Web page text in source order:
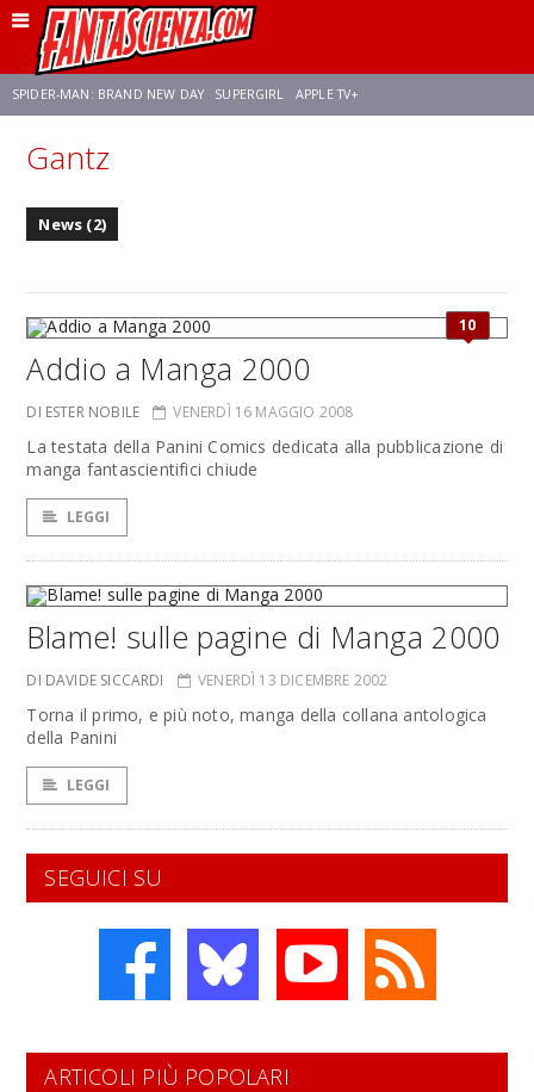
SPIDER-MAN: BRAND NEW DAY SUPERGIRL APPLE TV+
FRANCO RICCIARDIELLO
Gantz
News (2)
10
Addio a Manga 2000
DI ESTER NOBILE VENERDÌ 16 MAGGIO 2008
La testata della Panini Comics dedicata alla pubblicazione di
manga fantascientifici chiude
LEGGI
Blame! sulle pagine di Manga 2000
DI DAVIDE SICCARDI VENERDÌ 13 DICEMBRE 2002
Torna il primo, e più noto, manga della collana antologica
della Panini
LEGGI
SEGUICI SU
ARTICOLI PIÙ POPOLARI